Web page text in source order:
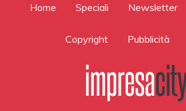
Home Speciali Newsletter
Copyright Pubblicità